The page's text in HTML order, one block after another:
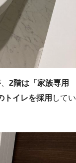
2階は「家族専用
トイレを採用 してい